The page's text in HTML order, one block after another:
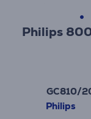
Philips
GC810/
Philips